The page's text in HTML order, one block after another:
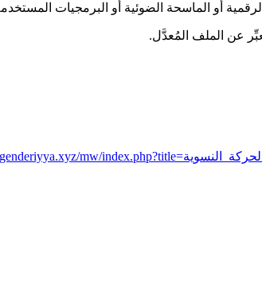
أو الماسحة الضوئية أو البرمجيات
عن الملف المُعدَّل.